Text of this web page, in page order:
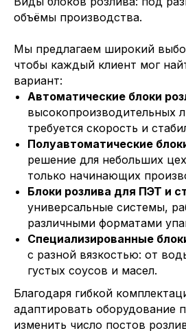
объёмы производства.
Мы предлагаем широкий
чтобы каждый клиент мог
вариант:
Автоматические блоки
высокопроизводительных
требуется скорость и
Полуавтоматические
решение для небольших
только начинающих
Блоки розлива для ПЭТ и
универсальные системы,
различными форматами
Специализированные
с разной вязкостью: от
густых соусов и масел.
Благодаря гибкой
адаптировать оборудование
изменить число постов